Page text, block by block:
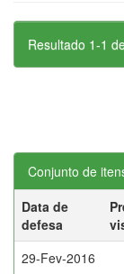
Resultado 1-1
Conjunto de
Data de
defesa
29-Fev-2016